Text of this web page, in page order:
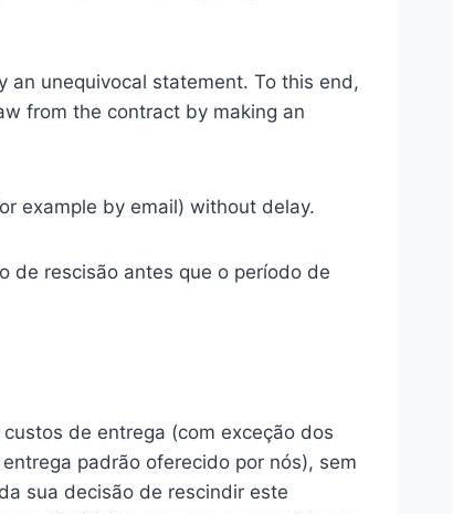
unequivocal statement. To this end,
from the contract by making an
example by email) without delay.
de rescisão antes que o período de
de entrega (com exceção dos
padrão oferecido por nós), sem
sua decisão de rescindir este